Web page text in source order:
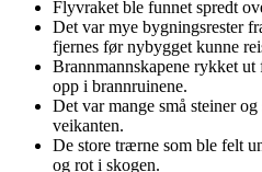
Flyvraket ble funnet spredt
Det var mye bygningsrester
fjernes før nybygget kunne
Brannmannskapene rykket
opp i brannruinene.
Det var mange små steiner
veikanten.
De store trærne som ble felt
og rot i skogen.